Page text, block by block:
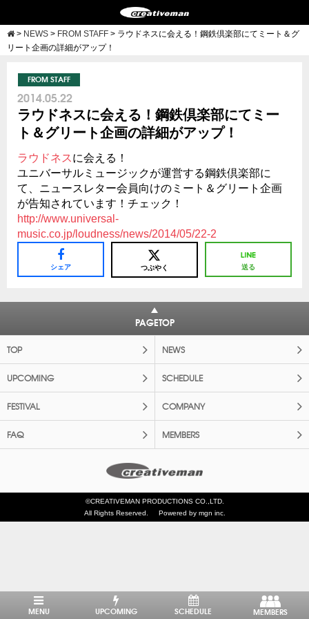
> NEWS > FROM STAFF > ラウドネスに会える！鋼鉄倶楽部にてミート＆グ
リート企画の詳細がアップ！
FROM STAFF
2014.05.22
ラウドネスに会える！鋼鉄倶楽部にてミー
ト＆グリート企画の詳細がアップ！
ラウドネス に会える！
ユニバーサルミュージックが運営する鋼鉄倶楽部に
て、ニュースレター会員向けのミート＆グリート企画
が告知されています！チェック！
http://www.universal-
music.co.jp/loudness/news/2014/05/22-2
シェア つぶやく 送る
PAGETOP
TOP NEWS
UPCOMING SCHEDULE
FESTIVAL COMPANY
FAQ MEMBERS
©CREATIVEMAN PRODUCTIONS CO.,LTD.
All Rights Reserved.
Powered by mgn inc.
MENU UPCOMING SCHEDULE MEMBERS